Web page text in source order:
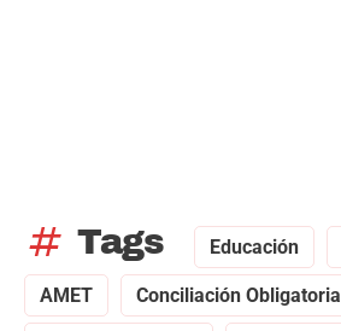
tag Tags Educación
AMET Conciliación Obligatoria